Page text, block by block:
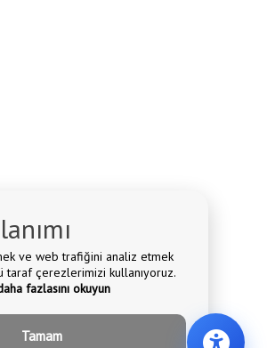
ve web trafiğini analiz etmek
taraf çerezlerimizi kullanıyoruz.
fazlasını okuyun
Tamam